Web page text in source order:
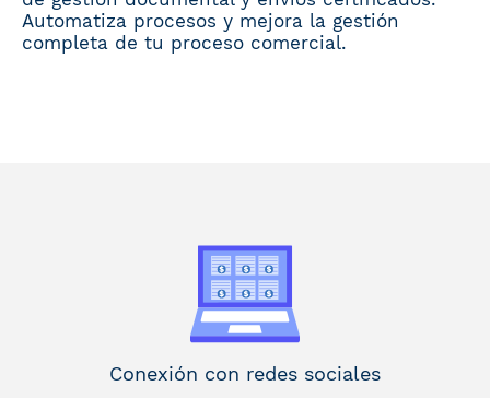
Automatiza procesos y mejora la gestión
completa de tu proceso comercial.
Conexión con redes sociales